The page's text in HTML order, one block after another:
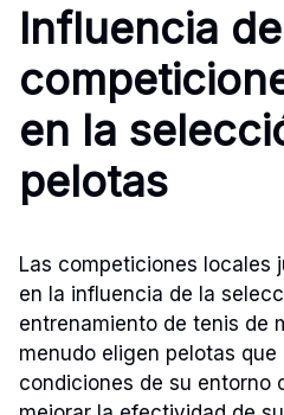
Influencia
en la
pelotas
Las competiciones locales
en la influencia de la
entrenamiento de tenis de
menudo eligen pelotas que
condiciones de su entorno